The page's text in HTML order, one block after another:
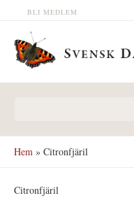
Hoppa till huvudinnehåll
BLI MEDLEM
Hem » Citronfjäril
Citronfjäril